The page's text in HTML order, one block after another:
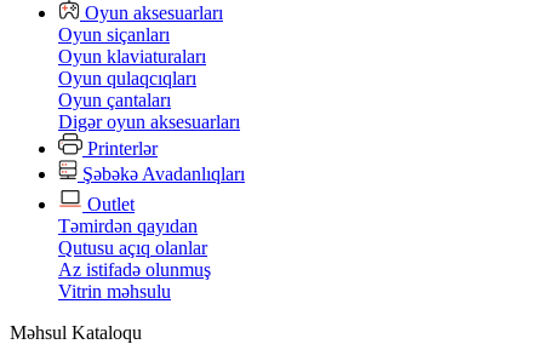
Oyun aksesuarları
Oyun siçanları
Oyun klaviaturaları
Oyun qulaqcıqları
Oyun çantaları
Digər oyun aksesuarları
Printerlər
Şəbəkə Avadanlıqları
Outlet
Təmirdən qayıdan
Qutusu açıq olanlar
Az istifadə olunmuş
Vitrin məhsulu
Məhsul Kataloqu